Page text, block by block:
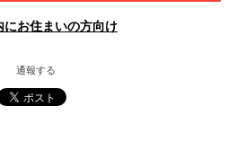
にお住まいの方向け
通報する